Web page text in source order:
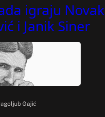
igraju Novak
i Janik Siner
Gajić